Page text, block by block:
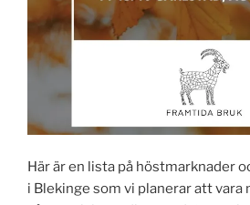
Här är en lista på höstmarknader
i Blekinge som vi planerar att vara